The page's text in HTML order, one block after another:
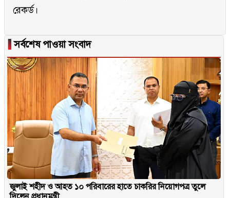
রেকর্ড।
▐সর্বশেষ পাওয়া সংবাদ
জুলাই শহীদ ও আহত ১০ পরিবারের হাতে চাকরির নিয়োগপত্র তুলে